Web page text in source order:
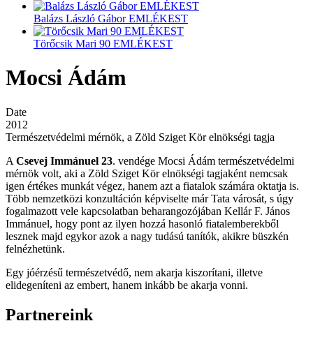
Balázs László Gábor EMLÉKEST
Törőcsik Mari 90 EMLÉKEST
Mocsi Ádám
Date
2012
Természetvédelmi mérnök, a Zöld Sziget Kör elnökségi tagja
A Csevej Immánuel 23. vendége Mocsi Ádám természetvédelmi
mérnök volt, aki a Zöld Sziget Kör elnökségi tagjaként nemcsak
igen értékes munkát végez, hanem azt a fiatalok számára oktatja is.
Több nemzetközi konzultáción képviselte már Tata városát, s úgy
fogalmazott vele kapcsolatban beharangozójában Kellár F. János
Immánuel, hogy pont az ilyen hozzá hasonló fiatalemberekből
lesznek majd egykor azok a nagy tudású tanítók, akikre büszkén
felnézhetünk.
Egy jóérzésű természetvédő, nem akarja kiszorítani, illetve
elidegeníteni az embert, hanem inkább be akarja vonni.
Partnereink